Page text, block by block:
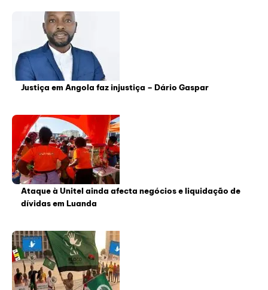
Justiça em Angola faz injustiça – Dário Gaspar
Ataque à Unitel ainda afecta negócios e liquidação de
dívidas em Luanda